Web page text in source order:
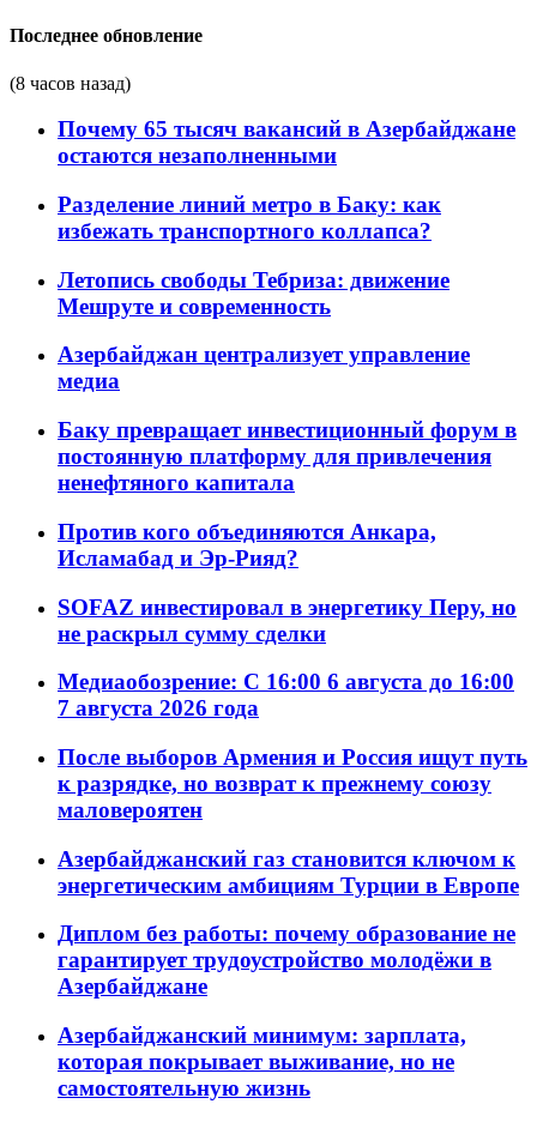
Последнее обновление
(8 часов назад)
Почему 65 тысяч вакансий в Азербайджане
остаются незаполненными
Разделение линий метро в Баку: как
избежать транспортного коллапса?
Летопись свободы Тебриза: движение
Мешруте и современность
Азербайджан централизует управление
медиа
Баку превращает инвестиционный форум в
постоянную платформу для привлечения
ненефтяного капитала
Против кого объединяются Анкара,
Исламабад и Эр-Рияд?
SOFAZ инвестировал в энергетику Перу, но
не раскрыл сумму сделки
Медиаобозрение: С 16:00 6 августа до 16:00
7 августа 2026 года
После выборов Армения и Россия ищут путь
к разрядке, но возврат к прежнему союзу
маловероятен
Азербайджанский газ становится ключом к
энергетическим амбициям Турции в Европе
Диплом без работы: почему образование не
гарантирует трудоустройство молодёжи в
Азербайджане
Азербайджанский минимум: зарплата,
которая покрывает выживание, но не
самостоятельную жизнь